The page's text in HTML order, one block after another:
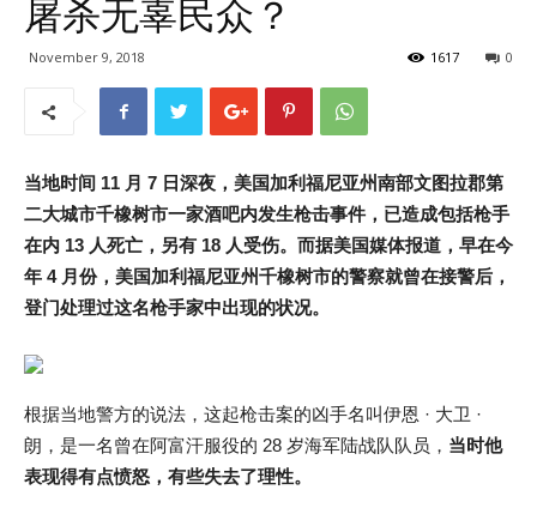
屠杀无辜民众？
November 9, 2018 0
1617
当地时间 11 月 7 日深夜，美国加利福尼亚州南部文图拉郡第
二大城市千橡树市一家酒吧内发生枪击事件，已造成包括枪手
在内 13 人死亡，另有 18 人受伤。而据美国媒体报道，早在今
年 4 月份，美国加利福尼亚州千橡树市的警察就曾在接警后，
登门处理过这名枪手家中出现的状况。
根据当地警方的说法，这起枪击案的凶手名叫伊恩 · 大卫 ·
朗，是一名曾在阿富汗服役的 28 岁海军陆战队队员， 当时他
表现得有点愤怒，有些失去了理性。